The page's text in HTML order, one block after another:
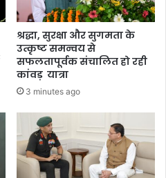
श्रद्धा, सुरक्षा और सुगमता के
उत्कृष्ट समन्वय से
सफलतापूर्वक संचालित हो रही
कांवड़ यात्रा
3 minutes ago